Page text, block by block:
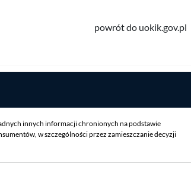
powrót do uokik.gov.pl
innych informacji chronionych na podstawie
w szczególności przez zamieszczanie decyzji